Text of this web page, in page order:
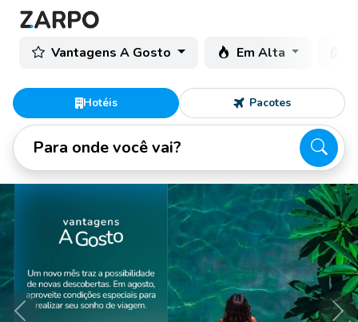
Vantagens A Gosto Em Alta
Hotéis Pacotes
Para onde você vai?